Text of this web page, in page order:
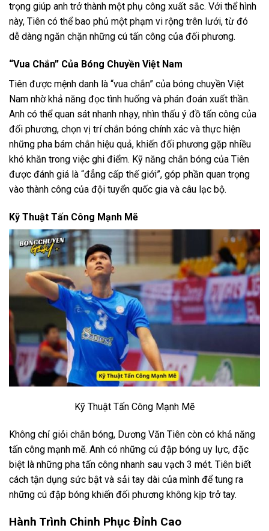
trọng giúp anh trở thành một phụ công xuất sắc. Với thể hình
này, Tiên có thể bao phủ một phạm vi rộng trên lưới, từ đó
dễ dàng ngăn chặn những cú tấn công của đối phương.
“Vua Chắn” Của Bóng Chuyền Việt Nam
Tiên được mệnh danh là “vua chắn” của bóng chuyền Việt
Nam nhờ khả năng đọc tình huống và phán đoán xuất thần.
Anh có thể quan sát nhanh nhạy, nhìn thấu ý đồ tấn công của
đối phương, chọn vị trí chắn bóng chính xác và thực hiện
những pha bám chắn hiệu quả, khiến đối phương gặp nhiều
khó khăn trong việc ghi điểm. Kỹ năng chắn bóng của Tiên
được đánh giá là “đẳng cấp thế giới”, góp phần quan trọng
vào thành công của đội tuyển quốc gia và câu lạc bộ.
Kỹ Thuật Tấn Công Mạnh Mẽ
Kỹ Thuật Tấn Công Mạnh Mẽ
Không chỉ giỏi chắn bóng, Dương Văn Tiên còn có khả năng
tấn công mạnh mẽ. Anh có những cú đập bóng uy lực, đặc
biệt là những pha tấn công nhanh sau vạch 3 mét. Tiên biết
cách tận dụng sức bật và sải tay dài của mình để tung ra
những cú đập bóng khiến đối phương không kịp trở tay.
Hành Trình Chinh Phục Đỉnh Cao